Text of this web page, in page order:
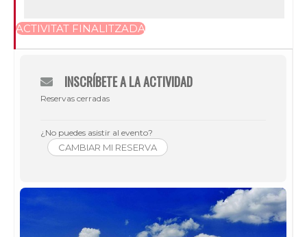
ACTIVITAT FINALITZADA
INSCRÍBETE A LA ACTIVIDAD
Reservas cerradas
¿No puedes asistir al evento?
CAMBIAR MI RESERVA